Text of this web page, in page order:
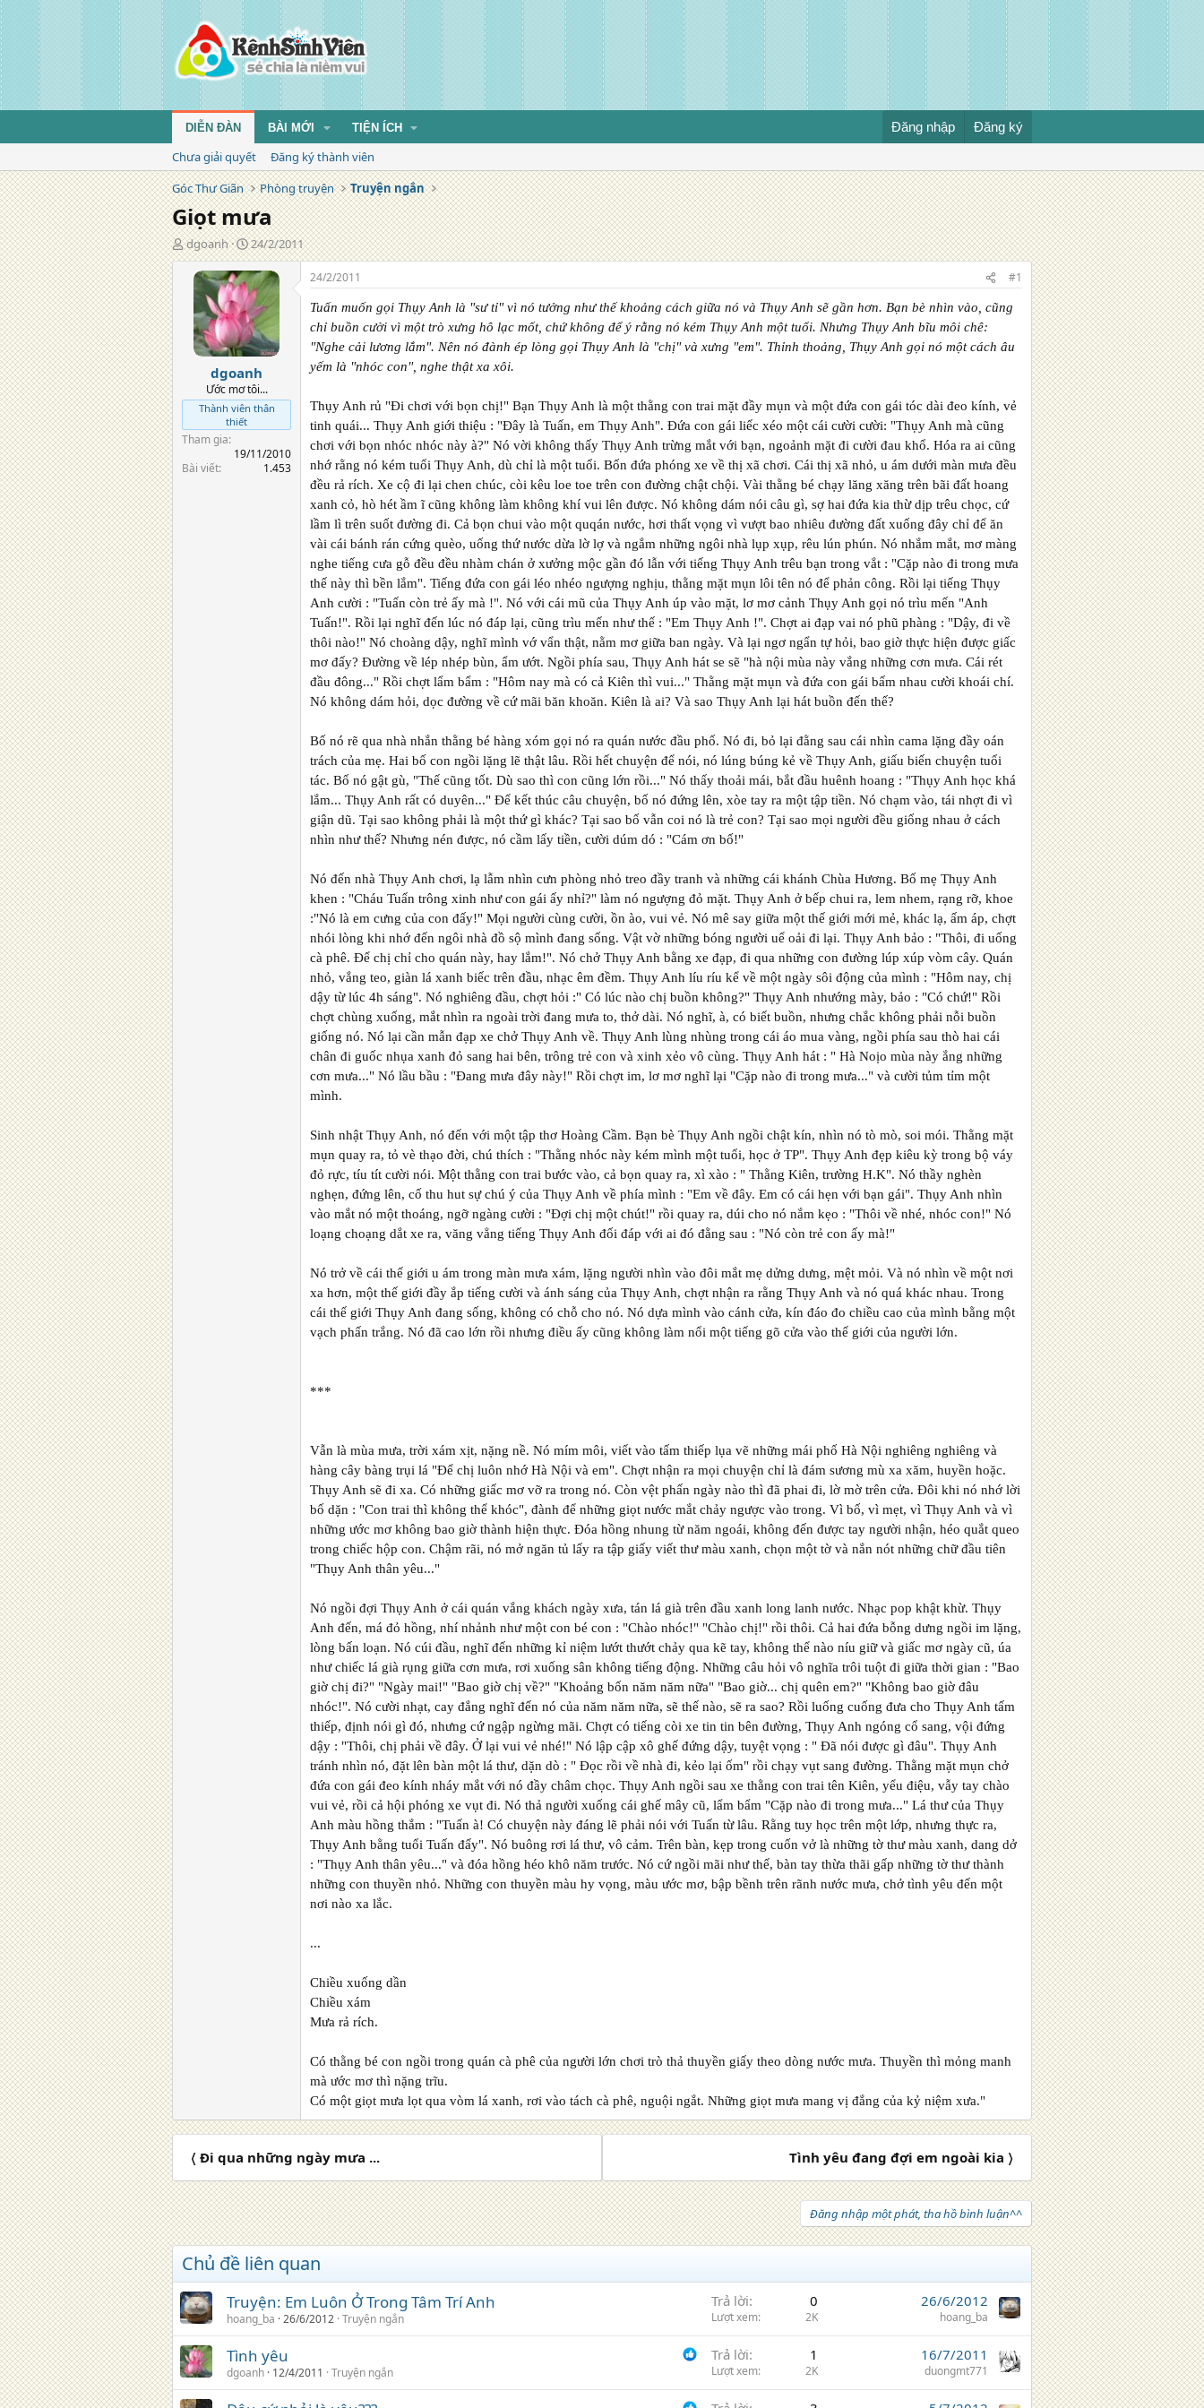
DIỄN ĐÀN BÀI MỚI TIỆN ÍCH Đăng nhập Đăng ký
Chưa giải quyết
Đăng ký thành viên
Góc Thư Giãn
Phòng truyện Truyện ngắn
Giọt mưa
T
á
dgoanh
N
g
à
y
đ
ă
n
g
24/2/2011
dgoanh
Ước mơ tôi...
Thành viên thân
thiết
Tham gia
19/11/2010
Bài viết
1.453
24/2/2011 #1
Tuấn muốn gọi Thụy Anh là "sư tỉ" vì nó tưởng như thế khoảng cách giữa nó và Thụy Anh sẽ gần hơn. Bạn bè nhìn vào, cũng
chỉ buồn cười vì một trò xưng hô lạc mốt, chứ không để ý rằng nó kém Thụy Anh một tuổi. Nhưng Thụy Anh bĩu môi chê:
"Nghe cải lương lắm". Nên nó đành ép lòng gọi Thụy Anh là "chị" và xưng "em". Thỉnh thoảng, Thụy Anh gọi nó một cách âu
yếm là "nhóc con", nghe thật xa xôi.
Thụy Anh rủ "Đi chơi với bọn chị!" Bạn Thụy Anh là một thằng con trai mặt đầy mụn và một đứa con gái tóc dài đeo kính, vẻ
tinh quái... Thụy Anh giới thiệu : "Đây là Tuấn, em Thụy Anh". Đứa con gái liếc xéo một cái cười cười: "Thụy Anh mà cũng
chơi với bọn nhóc nhóc này à?" Nó vời không thấy Thụy Anh trừng mắt với bạn, ngoảnh mặt đi cười đau khổ. Hóa ra ai cũng
nhớ rằng nó kém tuổi Thụy Anh, dù chỉ là một tuổi. Bốn đứa phóng xe về thị xã chơi. Cái thị xã nhỏ, u ám dưới màn mưa đều
đều rả rích. Xe cộ đi lại chen chúc, còi kêu loe toe trên con đường chật chội. Vài thằng bé chạy lăng xăng trên bãi đất hoang
xanh cỏ, hò hét ầm ĩ cũng không làm không khí vui lên được. Nó không dám nói câu gì, sợ hai đứa kia thừ dịp trêu chọc, cứ
lầm lì trên suốt đường đi. Cả bọn chui vào một quqán nước, hơi thất vọng vì vượt bao nhiêu đường đất xuống đây chỉ để ăn
vài cái bánh rán cứng quèo, uống thứ nước dừa lờ lợ và ngắm những ngôi nhà lụp xụp, rêu lún phún. Nó nhắm mắt, mơ màng
nghe tiếng cưa gỗ đều đều nhàm chán ở xưởng mộc gần đó lẫn với tiếng Thụy Anh trêu bạn trong vắt : "Cặp nào đi trong mưa
thế này thì bền lắm". Tiếng đứa con gái léo nhéo ngượng nghịu, thằng mặt mụn lôi tên nó để phản công. Rồi lại tiếng Thụy
Anh cười : "Tuấn còn trẻ ấy mà !". Nó với cái mũ của Thụy Anh úp vào mặt, lơ mơ cảnh Thụy Anh gọi nó trìu mến "Anh
Tuấn!". Rồi lại nghĩ đến lúc nó đáp lại, cũng trìu mến như thế : "Em Thụy Anh !". Chợt ai đạp vai nó phũ phàng : "Dậy, đi về
thôi nào!" Nó choàng dậy, nghĩ mình vớ vẩn thật, nằm mơ giữa ban ngày. Và lại ngơ ngẩn tự hỏi, bao giờ thực hiện được giấc
mơ đấy? Đường về lép nhép bùn, ẩm ướt. Ngồi phía sau, Thụy Anh hát se sẽ "hà nội mùa này vắng những cơn mưa. Cái rét
đầu đông..." Rồi chợt lẩm bẩm : "Hôm nay mà có cả Kiên thì vui..." Thằng mặt mụn và đứa con gái bấm nhau cười khoái chí.
Nó không dám hỏi, dọc đường về cứ mãi băn khoăn. Kiên là ai? Và sao Thụy Anh lại hát buồn đến thế?
Bố nó rẽ qua nhà nhắn thằng bé hàng xóm gọi nó ra quán nước đầu phố. Nó đi, bỏ lại đằng sau cái nhìn cama lặng đầy oán
trách của mẹ. Hai bố con ngồi lặng lẽ thật lâu. Rồi hết chuyện để nói, nó lúng búng kẻ về Thụy Anh, giấu biến chuyện tuổi
tác. Bố nó gật gù, "Thế cũng tốt. Dù sao thì con cũng lớn rồi..." Nó thấy thoải mái, bắt đầu huênh hoang : "Thụy Anh học khá
lắm... Thụy Anh rất có duyên..." Để kết thúc câu chuyện, bố nó đứng lên, xòe tay ra một tập tiền. Nó chạm vào, tái nhợt đi vì
giận dũ. Tại sao không phải là một thứ gì khác? Tại sao bố vẫn coi nó là trẻ con? Tại sao mọi người đều giống nhau ở cách
nhìn như thế? Nhưng nén được, nó cầm lấy tiền, cười dúm dó : "Cám ơn bố!"
Nó đến nhà Thụy Anh chơi, lạ lẫm nhìn cưn phòng nhỏ treo đầy tranh và những cái khánh Chùa Hương. Bố mẹ Thụy Anh
khen : "Cháu Tuấn trông xinh như con gái ấy nhỉ?" làm nó ngượng đỏ mặt. Thụy Anh ở bếp chui ra, lem nhem, rạng rỡ, khoe
:"Nó là em cưng của con đấy!" Mọi người cùng cười, ồn ào, vui vẻ. Nó mê say giữa một thế giới mới mẻ, khác lạ, ấm áp, chợt
nhói lòng khi nhớ đến ngôi nhà đồ sộ mình đang sống. Vật vờ những bóng người uể oải đi lại. Thụy Anh bảo : "Thôi, đi uống
cà phê. Để chị chỉ cho quán này, hay lắm!". Nó chở Thụy Anh bằng xe đạp, đi qua những con đường lúp xúp vòm cây. Quán
nhỏ, vắng teo, giàn lá xanh biếc trên đầu, nhạc êm đềm. Thụy Anh líu ríu kể về một ngày sôi động của mình : "Hôm nay, chị
dậy từ lúc 4h sáng". Nó nghiêng đầu, chợt hỏi :" Có lúc nào chị buồn không?" Thụy Anh nhướng mày, bảo : "Có chứ!" Rồi
chợt chùng xuống, mắt nhìn ra ngoài trời đang mưa to, thở dài. Nó nghĩ, à, có biết buồn, nhưng chắc không phải nỗi buồn
giống nó. Nó lại cần mẫn đạp xe chở Thụy Anh về. Thụy Anh lùng nhùng trong cái áo mua vàng, ngồi phía sau thò hai cái
chân đi guốc nhụa xanh đỏ sang hai bên, trông trẻ con và xinh xẻo vô cùng. Thụy Anh hát : " Hà Noịo mùa này ắng những
cơn mưa..." Nó lầu bầu : "Đang mưa đây này!" Rồi chợt im, lơ mơ nghĩ lại "Cặp nào đi trong mưa..." và cười tủm tỉm một
mình.
Sinh nhật Thụy Anh, nó đến với một tập thơ Hoàng Cầm. Bạn bè Thụy Anh ngồi chật kín, nhìn nó tò mò, soi mói. Thằng mặt
mụn quay ra, tỏ vè thạo đời, chú thích : "Thằng nhóc này kém mình một tuổi, học ở TP". Thụy Anh đẹp kiêu kỳ trong bộ váy
đỏ rực, tíu tít cười nói. Một thằng con trai bước vào, cả bọn quay ra, xì xào : " Thằng Kiên, trường H.K". Nó thầy nghèn
nghẹn, đứng lên, cố thu hut sự chú ý của Thụy Anh về phía mình : "Em về đây. Em có cái hẹn với bạn gái". Thụy Anh nhìn
vào mắt nó một thoáng, ngỡ ngàng cười : "Đợi chị một chút!" rồi quay ra, dúi cho nó nắm kẹo : "Thôi về nhé, nhóc con!" Nó
loạng choạng dắt xe ra, văng vẳng tiếng Thụy Anh đối đáp với ai đó đằng sau : "Nó còn trẻ con ấy mà!"
Nó trở về cái thế giới u ám trong màn mưa xám, lặng người nhìn vào đôi mắt mẹ dửng dưng, mệt mỏi. Và nó nhìn về một nơi
xa hơn, một thế giới đầy ắp tiếng cười và ánh sáng của Thụy Anh, chợt nhận ra rằng Thụy Anh và nó quá khác nhau. Trong
cái thế giới Thụy Anh đang sống, không có chỗ cho nó. Nó dựa mình vào cánh cửa, kín đáo đo chiều cao của mình bằng một
vạch phấn trắng. Nó đã cao lớn rồi nhưng điều ấy cũng không làm nổi một tiếng gõ cửa vào thế giới của người lớn.
***
Vẫn là mùa mưa, trời xám xịt, nặng nề. Nó mím môi, viết vào tấm thiếp lụa vẽ những mái phố Hà Nội nghiêng nghiêng và
hàng cây bàng trụi lá "Để chị luôn nhớ Hà Nội và em". Chợt nhận ra mọi chuyện chỉ là đám sương mù xa xăm, huyền hoặc.
Thụy Anh sẽ đi xa. Có những giấc mơ vỡ ra trong nó. Còn vệt phấn ngày nào thì đã phai đi, lờ mờ trên cửa. Đôi khi nó nhớ lời
bố dặn : "Con trai thì không thể khóc", đành để những giọt nước mắt chảy ngược vào trong. Vì bố, vì mẹt, vì Thụy Anh và vì
những ước mơ không bao giờ thành hiện thực. Đóa hồng nhung từ năm ngoái, không đến được tay người nhận, héo quắt queo
trong chiếc hộp con. Chậm rãi, nó mở ngăn tủ lấy ra tập giấy viết thư màu xanh, chọn một tờ và nắn nót những chữ đầu tiên
"Thụy Anh thân yêu..."
Nó ngồi đợi Thụy Anh ở cái quán vắng khách ngày xưa, tán lá già trên đầu xanh long lanh nước. Nhạc pop khật khừ. Thụy
Anh đến, má đỏ hồng, nhí nhảnh như một con bé con : "Chào nhóc!" "Chào chị!" rồi thôi. Cả hai đứa bỗng dưng ngồi im lặng,
lòng bấn loạn. Nó cúi đầu, nghĩ đến những kỉ niệm lướt thướt chảy qua kẽ tay, không thể nào níu giữ và giấc mơ ngày cũ, úa
như chiếc lá già rụng giữa cơn mưa, rơi xuống sân không tiếng động. Những câu hỏi vô nghĩa trôi tuột đi giữa thời gian : "Bao
giờ chị đi?" "Ngày mai!" "Bao giờ chị về?" "Khoảng bốn năm năm nữa" "Bao giờ... chị quên em?" "Không bao giờ đâu
nhóc!". Nó cười nhạt, cay đắng nghĩ đến nó của năm năm nữa, sẽ thế nào, sẽ ra sao? Rồi luống cuống đưa cho Thụy Anh tấm
thiếp, định nói gì đó, nhưng cứ ngập ngừng mãi. Chợt có tiếng còi xe tin tin bên đường, Thụy Anh ngóng cổ sang, vội đứng
dậy : "Thôi, chị phải về đây. Ở lại vui vẻ nhé!" Nó lập cập xô ghế đứng dậy, tuyệt vọng : " Đã nói được gì đâu". Thụy Anh
tránh nhìn nó, đặt lên bàn một lá thư, dặn dò : " Đọc rồi về nhà đi, kẻo lại ốm" rồi chạy vụt sang đường. Thằng mặt mụn chở
đứa con gái đeo kính nháy mắt với nó đầy châm chọc. Thụy Anh ngồi sau xe thằng con trai tên Kiên, yểu điệu, vẫy tay chào
vui vẻ, rồi cả hội phóng xe vụt đi. Nó thả người xuống cái ghế mây cũ, lẩm bẩm "Cặp nào đi trong mưa..." Lá thư của Thụy
Anh màu hồng thắm : "Tuấn à! Có chuyện này đáng lẽ phải nói với Tuấn từ lâu. Rằng tuy học trên một lớp, nhưng thực ra,
Thụy Anh bằng tuổi Tuấn đấy". Nó buông rơi lá thư, vô cảm. Trên bàn, kẹp trong cuốn vở là những tờ thư màu xanh, dang dở
: "Thụy Anh thân yêu..." và đóa hồng héo khô năm trước. Nó cứ ngồi mãi như thế, bàn tay thừa thãi gấp những tờ thư thành
những con thuyền nhỏ. Những con thuyền màu hy vọng, màu ước mơ, bập bềnh trên rãnh nước mưa, chở tình yêu đến một
nơi nào xa lắc.
...
Chiều xuống dần
Chiều xám
Mưa rả rích.
Có thằng bé con ngồi trong quán cà phê của người lớn chơi trò thả thuyền giấy theo dòng nước mưa. Thuyền thì mỏng manh
mà ước mơ thì nặng trĩu.
Có một giọt mưa lọt qua vòm lá xanh, rơi vào tách cà phê, nguội ngắt. Những giọt mưa mang vị đắng của kỷ niệm xưa."
〈 Đi qua những ngày mưa ... Tình yêu đang đợi em ngoài kia 〉
Đăng nhập một phát, tha hồ bình luận^^
Chủ đề liên quan
Truyện: Em Luôn Ở Trong Tâm Trí Anh
hoang_ba 26/6/2012 Truyện ngắn
Trả lời 0
Lượt xem 2K
26/6/2012
hoang_ba
Tình yêu
dgoanh 12/4/2011 Truyện ngắn
Trả lời 1
Lượt xem 2K
16/7/2011
duongmt771